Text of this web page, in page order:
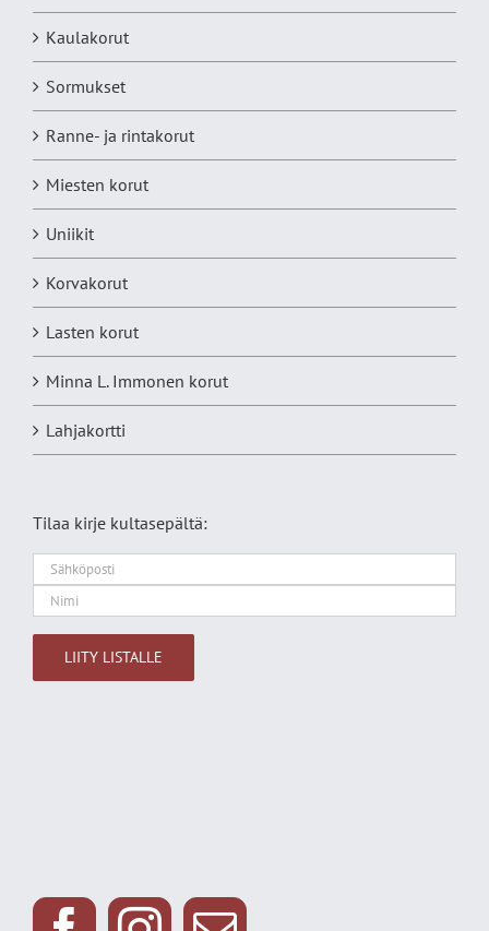
Kaulakorut
Sormukset
Ranne- ja rintakorut
Miesten korut
Uniikit
Korvakorut
Lasten korut
Minna L. Immonen korut
Lahjakortti
Tilaa kirje kultasepältä: